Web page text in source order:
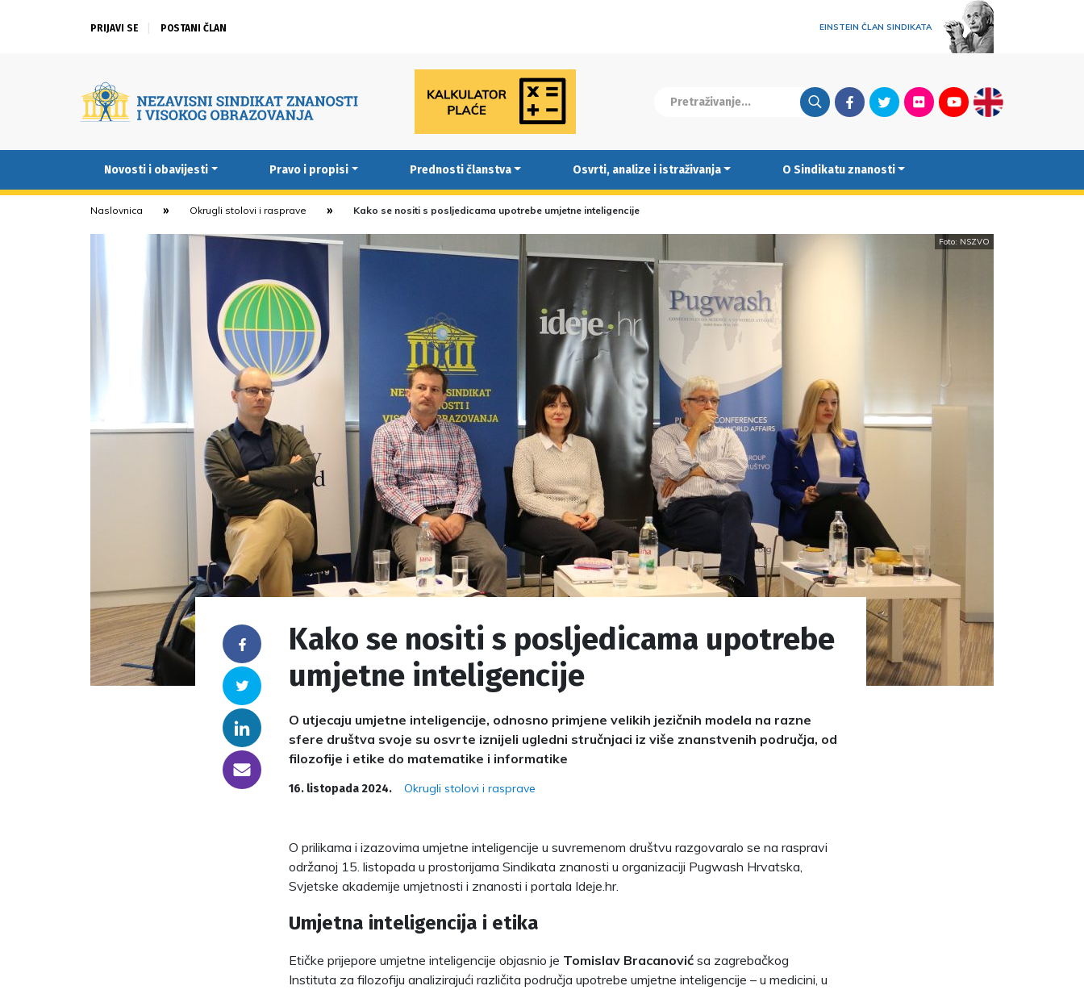
PRIJAVI SE POSTANI ČLAN EINSTEIN ČLAN SINDIKATA
FacebookTwitterFlickrYoutubeEnglish
Novosti i obavijesti Pravo i propisi Prednosti članstva Osvrti, analize i istraživanja O Sindikatu znanosti
Naslovnica Okrugli stolovi i rasprave Kako se nositi s posljedicama upotrebe umjetne inteligencije
Foto: NSZVO
Facebook
Twitter
Linkedin
someone@yoursite.com
Kako se nositi s posljedicama upotrebe
umjetne inteligencije
O utjecaju umjetne inteligencije, odnosno primjene velikih jezičnih modela na razne
sfere društva svoje su osvrte iznijeli ugledni stručnjaci iz više znanstvenih područja, od
filozofije i etike do matematike i informatike
16. listopada 2024. Okrugli stolovi i rasprave
O prilikama i izazovima umjetne inteligencije u suvremenom društvu razgovaralo se na raspravi
održanoj 15. listopada u prostorijama Sindikata znanosti u organizaciji Pugwash Hrvatska,
Svjetske akademije umjetnosti i znanosti i portala Ideje.hr.
Umjetna inteligencija i etika
Etičke prijepore umjetne inteligencije objasnio je Tomislav Bracanović sa zagrebačkog
Instituta za filozofiju analizirajući različita područja upotrebe umjetne inteligencije – u medicini, u